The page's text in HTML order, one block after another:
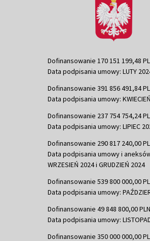
Dofinansowanie 170 151 199,48
Data podpisania umowy: LUTY
Dofinansowanie 391 856 491,84
Data podpisania umowy:
Dofinansowanie 237 754 754,24
Data podpisania umowy: LIPIEC
Dofinansowanie 290 817 240,00
Data podpisania umowy i
WRZESIEŃ 2024 i GRUDZIEŃ 2024
Dofinansowanie 539 800 000,00
Data podpisania umowy:
Dofinansowanie 49 848 800,00 PLN
Data podpisania umowy:
Dofinansowanie 350 000 000,00